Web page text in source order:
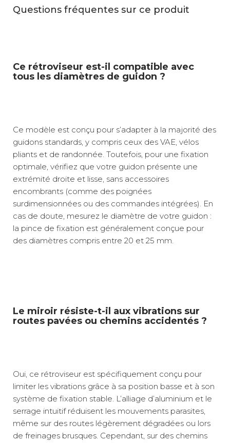
Questions fréquentes sur ce produit
Ce rétroviseur est-il compatible avec
tous les diamètres de guidon ?
Ce modèle est conçu pour s’adapter à la majorité des
guidons standards, y compris ceux des VAE, vélos
pliants et de randonnée. Toutefois, pour une fixation
optimale, vérifiez que votre guidon présente une
extrémité droite et lisse, sans accessoires
encombrants (comme des poignées
surdimensionnées ou des commandes intégrées). En
cas de doute, mesurez le diamètre de votre guidon :
la pince de fixation est généralement conçue pour
des diamètres compris entre 20 et 25 mm.
Le miroir résiste-t-il aux vibrations sur
routes pavées ou chemins accidentés ?
Oui, ce rétroviseur est spécifiquement conçu pour
limiter les vibrations grâce à sa position basse et à son
système de fixation stable. L’alliage d’aluminium et le
serrage intuitif réduisent les mouvements parasites,
même sur des routes légèrement dégradées ou lors
de freinages brusques. Cependant, sur des chemins